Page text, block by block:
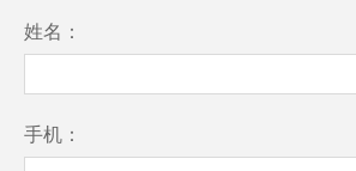
姓名：
手机：